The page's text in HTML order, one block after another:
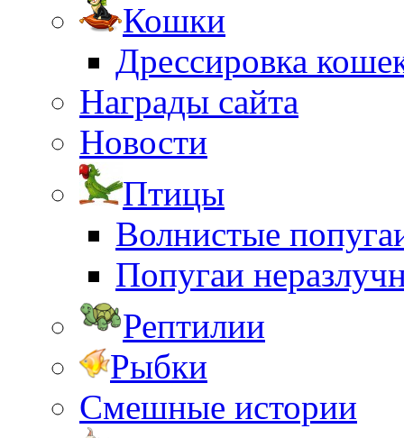
Кошки
Дрессировка
Награды сайта
Новости
Птицы
Волнистые
Попугаи
Рептилии
Рыбки
Смешные истории